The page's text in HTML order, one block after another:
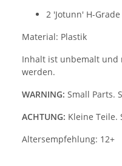
2 'Jotunn' H-
Material: Plastik
Inhalt ist unbemalt und
werden.
WARNING: Small Parts.
ACHTUNG: Kleine Teile.
Altersempfehlung: 12+